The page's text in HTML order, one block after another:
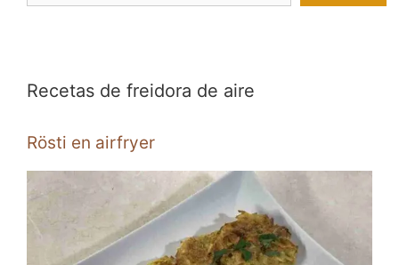
Recetas de freidora de aire
Rösti en airfryer